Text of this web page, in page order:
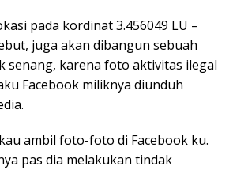
pada kordinat 3.456049 LU –
juga akan dibangun sebuah
senang, karena foto aktivitas ilegal
Facebook miliknya diunduh
ambil foto-foto di Facebook ku.
pas dia melakukan tindak